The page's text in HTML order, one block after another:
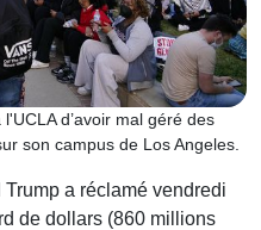
d’avoir mal géré des
son campus de Los Angeles.
a réclamé vendredi
de dollars (860 millions